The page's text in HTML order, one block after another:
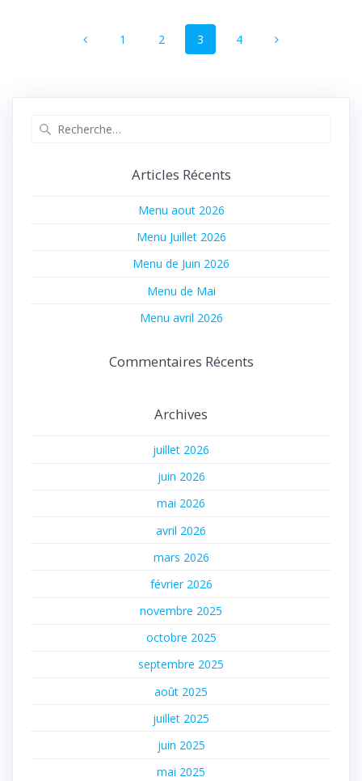
des
Page
1 Page
2 Page
3 Page
4
Articles Récents
Menu aout 2026
Menu Juillet 2026
Menu de Juin 2026
Menu de Mai
Menu avril 2026
Commentaires Récents
Archives
juillet 2026
juin 2026
mai 2026
avril 2026
mars 2026
février 2026
novembre 2025
octobre 2025
septembre 2025
août 2025
juillet 2025
juin 2025
mai 2025